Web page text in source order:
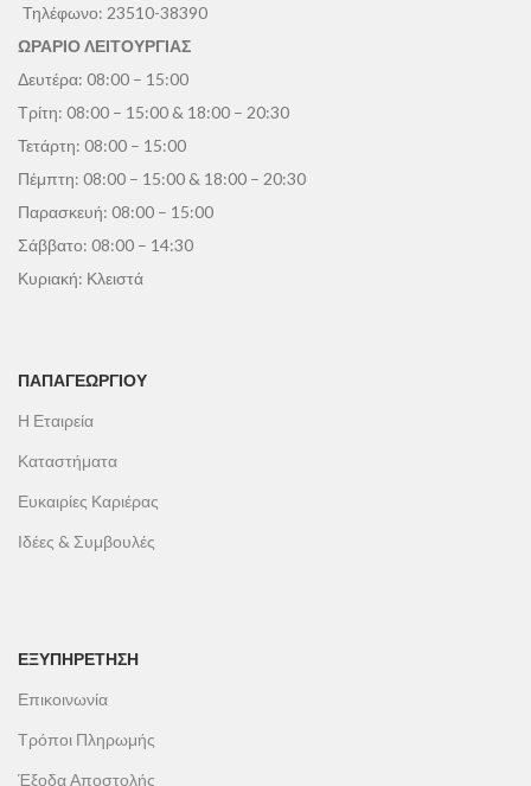
Τηλέφωνο: 23510-38390
ΩΡΑΡΙΟ ΛΕΙΤΟΥΡΓΙΑΣ
Δευτέρα: 08:00 – 15:00
Τρίτη: 08:00 – 15:00 & 18:00 – 20:30
Τετάρτη: 08:00 – 15:00
Πέμπτη: 08:00 – 15:00 & 18:00 – 20:30
Παρασκευή: 08:00 – 15:00
Σάββατο: 08:00 – 14:30
Κυριακή: Κλειστά
ΠΑΠΑΓΕΩΡΓΊΟΥ
Η Εταιρεία
Καταστήματα
Ευκαιρίες Καριέρας
Ιδέες & Συμβουλές
ΕΞΥΠΗΡΕΤΗΣΗ
Επικοινωνία
Τρόποι Πληρωμής
Έξοδα Αποστολής